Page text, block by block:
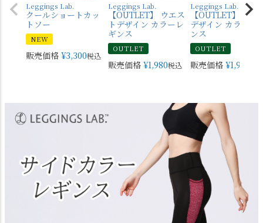
Leggings Lab.
クールショートカッ
トソー
NEW
販売価格 ¥3,300税込
Leggings Lab.
【OUTLET】 ウエス
トデザイン カラーレ
ギンス
OUTLET
販売価格 ¥1,980税込
Leggings Lab.
【OUTLET】 バッ
デザイン カラーレ
ンス
OUTLET
販売価格 ¥1,980